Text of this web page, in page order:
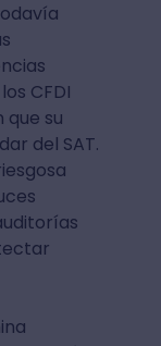
CFDI
su
del SAT.